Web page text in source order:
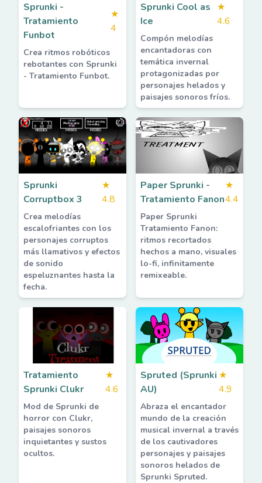
Sprunki -
Tratamiento
Funbot
★
4
Crea ritmos robóticos
rebotantes con Sprunki
- Tratamiento Funbot.
Sprunki Cool as
Ice
★
4.6
Compón melodías
encantadoras con
temática invernal
protagonizadas por
personajes helados y
paisajes sonoros fríos.
Sprunki
Corruptbox 3
★
4.8
Crea melodías
escalofriantes con los
personajes corruptos
más llamativos y efectos
de sonido
espeluznantes hasta la
fecha.
Paper Sprunki -
Tratamiento Fanon
★
4.4
Paper Sprunki
Tratamiento Fanon:
ritmos recortados
hechos a mano, visuales
lo-fi, infinitamente
remixeable.
Tratamiento
Sprunki Clukr
★
4.6
Mod de Sprunki de
horror con Clukr,
paisajes sonoros
inquietantes y sustos
ocultos.
Spruted (Sprunki
AU)
★
4.9
Abraza el encantador
mundo de la creación
musical invernal a través
de los cautivadores
personajes y paisajes
sonoros helados de
Sprunki Spruted.